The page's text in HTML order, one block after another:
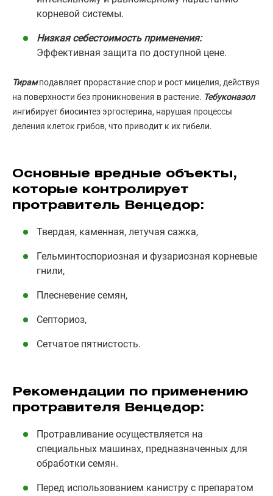
корневой системы.
Низкая себестоимость применения:
Эффективная защита по доступной цене.
Тирам подавляет прорастание спор и рост мицелия, действуя
на поверхности без проникновения в растение. Тебуконазол
ингибирует биосинтез эргостерина, нарушая процессы
деления клеток грибов, что приводит к их гибели.
Основные вредные объекты,
которые контролирует
протравитель Венцедор:
Твердая, каменная, летучая сажка,
Гельминтоспориозная и фузариозная корневые
гнили,
Плесневение семян,
Септориоз,
Сетчатое пятнистость.
Рекомендации по применению
протравителя Венцедор:
Протравливание осуществляется на
специальных машинах, предназначенных для
обработки семян.
Перед использованием канистру с препаратом